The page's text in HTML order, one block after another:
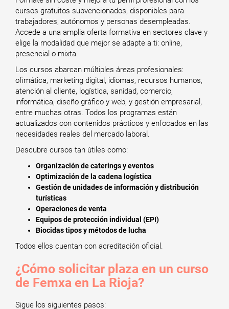
cursos gratuitos subvencionados, disponibles para
trabajadores, autónomos y personas desempleadas.
Accede a una amplia oferta formativa en sectores clave y
elige la modalidad que mejor se adapte a ti: online,
presencial o mixta.
Los cursos abarcan múltiples áreas profesionales:
ofimática, marketing digital, idiomas, recursos humanos,
atención al cliente, logística, sanidad, comercio,
informática, diseño gráfico y web, y gestión empresarial,
entre muchas otras. Todos los programas están
actualizados con contenidos prácticos y enfocados en las
necesidades reales del mercado laboral.
Descubre cursos tan útiles como:
Organización de caterings y eventos
Optimización de la cadena logística
Gestión de unidades de información y distribución
turísticas
Operaciones de venta
Equipos de protección individual (EPI)
Biocidas tipos y métodos de lucha
Todos ellos cuentan con acreditación oficial.
¿Cómo solicitar plaza en un curso
de Femxa en La Rioja?
Sigue los siguientes pasos: